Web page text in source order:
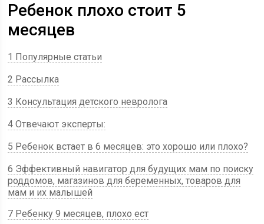
Ребенок плохо стоит 5
месяцев
1 Популярные статьи
2 Рассылка
3 Консультация детского невролога
4 Отвечают эксперты:
5 Ребенок встает в 6 месяцев: это хорошо или плохо?
6 Эффективный навигатор для будущих мам по поиску
роддомов, магазинов для беременных, товаров для
мам и их малышей
7 Ребенку 9 месяцев, плохо ест